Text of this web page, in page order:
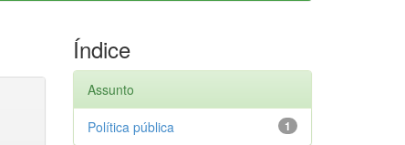
Índice
Assunto
1
Política pública